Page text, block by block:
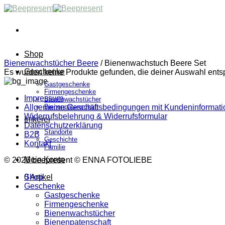
Skip
Shop
Geschenke
Gastgeschenke
Firmengeschenke
Bienenwachstücher
Bienenpatenschaft
Imkerei
Standorte
Geschichte
Familie
Mein Konto
0 Artikel
Bienenwachstücher Beere /Bienenwachstuch Beere Set
Es wurden keine Produkte gefunden, die deiner Auswahl
Impressum
Allgemeine Geschäftsbedingungen mit
Widerrufsbelehrung & Widerrufsformular
Datenschutzerklärung
B2B
Kontakt
© 2026 beepresent © ENNA FOTOLIEBE
Shop
Geschenke
Gastgeschenke
Firmengeschenke
Bienenwachstücher
Bienenpatenschaft